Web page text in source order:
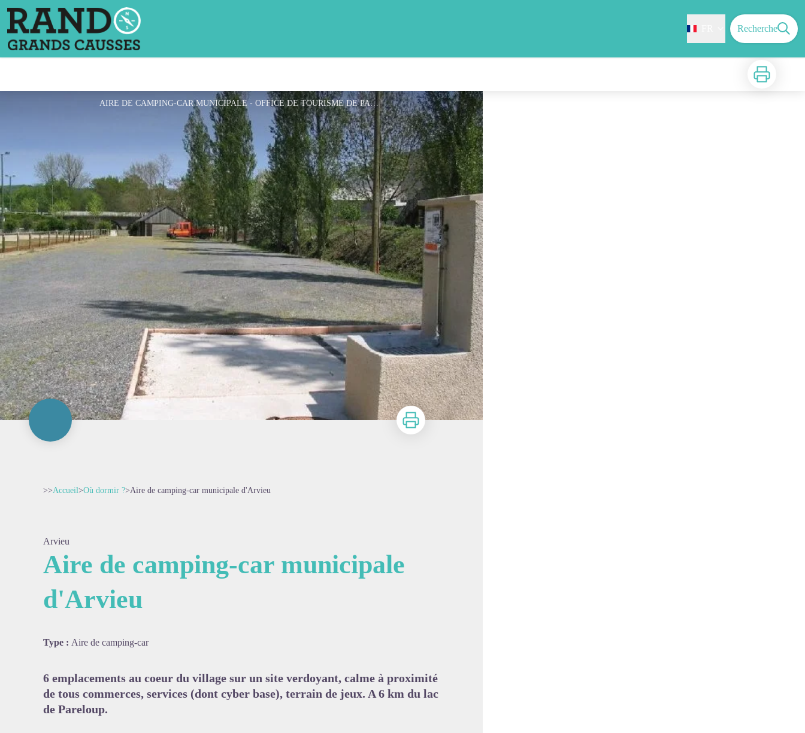
Recherche
Imprimer
AIRE DE CAMPING-CAR MUNICIPALE - OFFICE DE TOURISME DE PARELOUP LEVEZOU
Imprimer
>>Accueil>Où dormir ?>Aire de camping-car municipale d'Arvieu
Arvieu
Aire de camping-car municipale
d'Arvieu
Type : Aire de camping-car
6 emplacements au coeur du village sur un site verdoyant, calme à proximité
de tous commerces, services (dont cyber base), terrain de jeux. A 6 km du lac
de Pareloup.